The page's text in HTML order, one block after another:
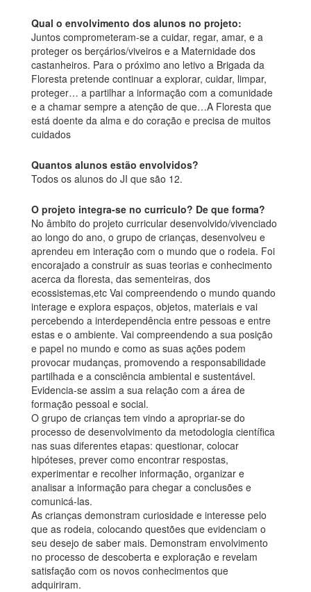
Qual o envolvimento dos alunos no projeto:
Juntos comprometeram-se a cuidar, regar, amar, e a
proteger os berçários/viveiros e a Maternidade dos
castanheiros. Para o próximo ano letivo a Brigada da
Floresta pretende continuar a explorar, cuidar, limpar,
proteger… a partilhar a informação com a comunidade
e a chamar sempre a atenção de que…A Floresta que
está doente da alma e do coração e precisa de muitos
cuidados
Quantos alunos estão envolvidos?
Todos os alunos do JI que são 12.
O projeto integra-se no curriculo? De que forma?
No âmbito do projeto curricular desenvolvido/vivenciado
ao longo do ano, o grupo de crianças, desenvolveu e
aprendeu em interação com o mundo que o rodeia. Foi
encorajado a construir as suas teorias e conhecimento
acerca da floresta, das sementeiras, dos
ecossistemas,etc Vai compreendendo o mundo quando
interage e explora espaços, objetos, materiais e vai
percebendo a interdependência entre pessoas e entre
estas e o ambiente. Vai compreendendo a sua posição
e papel no mundo e como as suas ações podem
provocar mudanças, promovendo a responsabilidade
partilhada e a consciência ambiental e sustentável.
Evidencia-se assim a sua relação com a área de
formação pessoal e social.
O grupo de crianças tem vindo a apropriar-se do
processo de desenvolvimento da metodologia científica
nas suas diferentes etapas: questionar, colocar
hipóteses, prever como encontrar respostas,
experimentar e recolher informação, organizar e
analisar a informação para chegar a conclusões e
comunicá-las.
As crianças demonstram curiosidade e interesse pelo
que as rodeia, colocando questões que evidenciam o
seu desejo de saber mais. Demonstram envolvimento
no processo de descoberta e exploração e revelam
satisfação com os novos conhecimentos que
adquiriram.